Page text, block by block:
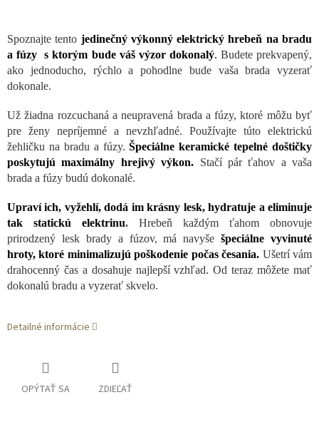
Spoznajte tento jedinečný výkonný elektrický hrebeň na bradu
a fúzy s ktorým bude váš výzor dokonalý. Budete prekvapený,
ako jednoducho, rýchlo a pohodlne bude vaša brada vyzerať
dokonale.
Už žiadna rozcuchaná a neupravená brada a fúzy, ktoré môžu byť
pre ženy nepríjemné a nevzhľadné. Používajte túto elektrickú
žehličku na bradu a fúzy.Špeciálne keramické tepelné doštičky
poskytujú maximálny hrejivý výkon. Stačí pár ťahov a vaša
brada a fúzy budú dokonalé.
Upraví ich, vyžehlí, dodá im krásny lesk, hydratuje a eliminuje
tak statickú elektrinu. Hrebeň každým ťahom obnovuje
prirodzený lesk brady a fúzov, má navyše špeciálne vyvinuté
hroty, ktoré minimalizujú poškodenie počas česania. Ušetrí vám
drahocenný čas a dosahuje najlepší vzhľad. Od teraz môžete mať
dokonalú bradu a vyzerať skvelo.
Detailné informácie
OPÝTAŤ SA ZDIEĽAŤ